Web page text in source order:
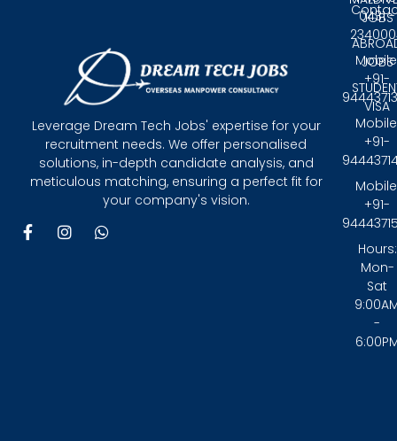
Leverage Dream Tech Jobs' expertise for your
recruitment needs. We offer personalised
solutions, in-depth candidate analysis, and
meticulous matching, ensuring a perfect fit for
your company's vision.
F
a
I
W
JOBS
JOBS
VISA
0431 -
+91-
+91-
+91-
Hours:
Mon-
Sat
-